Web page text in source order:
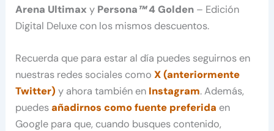
Arena Ultimaxy Persona™4 Golden – Edición
Digital Deluxe con los mismos descuentos.
Recuerda que para estar al día puedes seguirnos en
nuestras redes sociales comoX (anteriormente
Twitter) y ahora también en Instagram. Además,
puedesañadirnos como fuente preferida en
Google para que, cuando busques contenido,